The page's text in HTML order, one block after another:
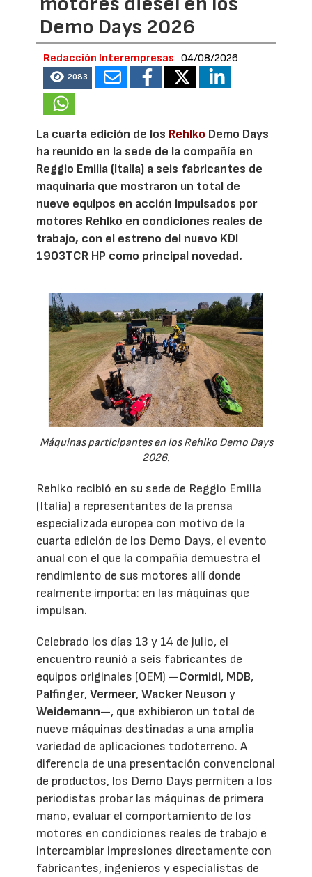
Demo Days 2026
Redacción Interempresas 04/08/2026
2083
La cuarta edición de los Rehlko Demo Days
ha reunido en la sede de la compañía en
Reggio Emilia (Italia) a seis fabricantes de
maquinaria que mostraron un total de
nueve equipos en acción impulsados por
motores Rehlko en condiciones reales de
trabajo, con el estreno del nuevo KDI
1903TCR HP como principal novedad.
Máquinas participantes en los Rehlko Demo Days
2026.
Rehlko recibió en su sede de Reggio Emilia
(Italia) a representantes de la prensa
especializada europea con motivo de la
cuarta edición de los Demo Days, el evento
anual con el que la compañía demuestra el
rendimiento de sus motores allí donde
realmente importa: en las máquinas que
impulsan.
Celebrado los días 13 y 14 de julio, el
encuentro reunió a seis fabricantes de
equipos originales (OEM) —Cormidi, MDB,
Palfinger,Vermeer,Wacker Neuson y
Weidemann—, que exhibieron un total de
nueve máquinas destinadas a una amplia
variedad de aplicaciones todoterreno. A
diferencia de una presentación convencional
de productos, los Demo Days permiten a los
periodistas probar las máquinas de primera
mano, evaluar el comportamiento de los
motores en condiciones reales de trabajo e
intercambiar impresiones directamente con
fabricantes, ingenieros y especialistas de